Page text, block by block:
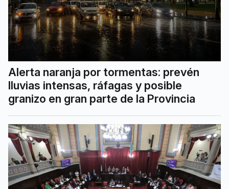
Alerta naranja por tormentas: prevén
lluvias intensas, ráfagas y posible
granizo en gran parte de la Provincia